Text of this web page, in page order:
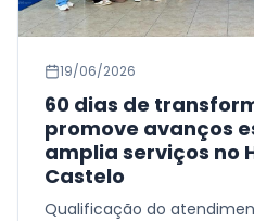
19/06/2026
60 dias de
promove avanços
amplia serviços no
Castelo
Qualificação do